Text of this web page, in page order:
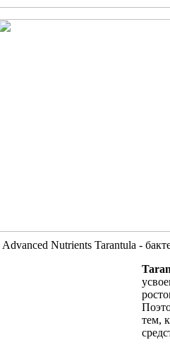
Advanced Nutrients Tarantula -
тем,